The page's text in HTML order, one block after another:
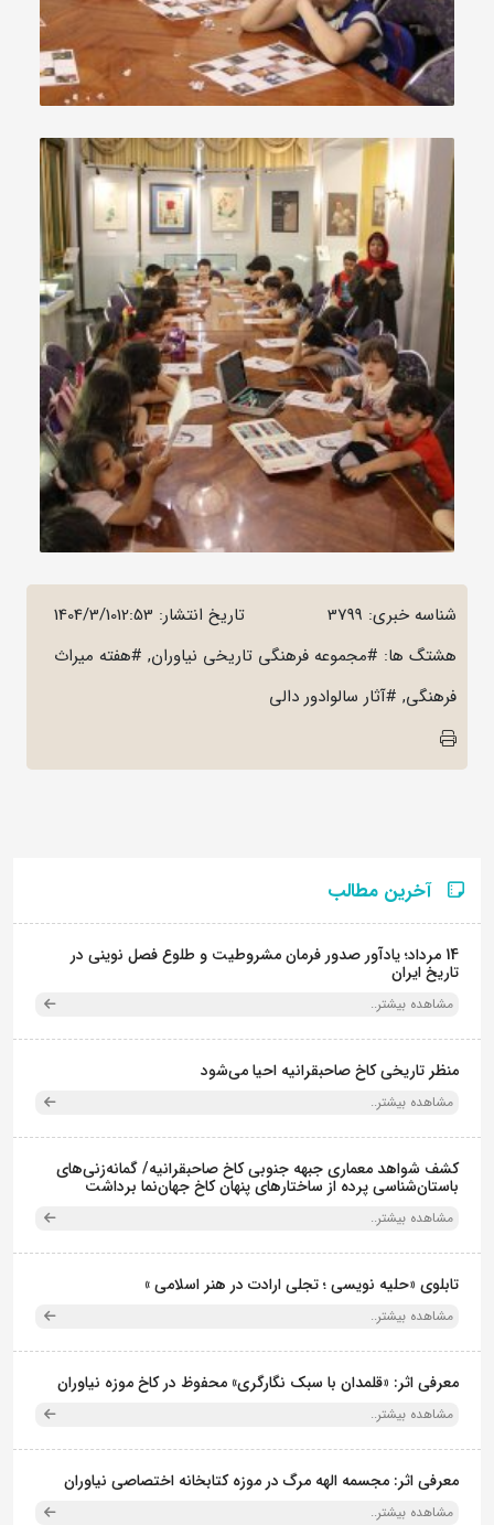
شناسه خبری: 3799 تاریخ انتشار: 1404/3/1012:53
هشتگ ها: #مجموعه فرهنگی تاریخی نیاوران, #هفته میراث
فرهنگی, #آثار سالوادور دالی
آخرین مطالب
14 مرداد؛ یادآور صدور فرمان مشروطیت و طلوع فصل نوینی در
تاریخ ایران
مشاهده بیشتر..
منظر تاریخی کاخ صاحبقرانیه احیا می‌شود
مشاهده بیشتر..
کشف شواهد معماری جبهه جنوبی کاخ صاحبقرانیه/ گمانه‌زنی‌های
باستان‌شناسی پرده از ساختارهای پنهان کاخ جهان‌نما برداشت
مشاهده بیشتر..
تابلوی «حلیه نویسی ؛ تجلی ارادت در هنر اسلامی »
مشاهده بیشتر..
معرفی اثر: «قلمدان با سبک نگارگری» محفوظ در کاخ موزه نیاوران
مشاهده بیشتر..
معرفی اثر: مجسمه الهه مرگ در موزه کتابخانه اختصاصی نیاوران
مشاهده بیشتر..